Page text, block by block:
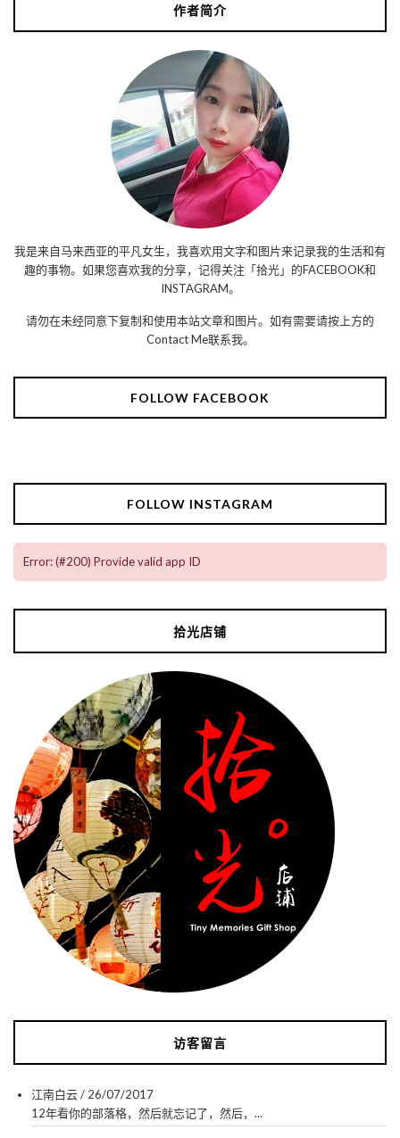
作者简介
我是来自马来西亚的平凡女生，我喜欢用文字和图片来记录我的生活和有
趣的事物。如果您喜欢我的分享，记得关注「拾光」的FACEBOOK和
INSTAGRAM。
请勿在未经同意下复制和使用本站文章和图片。如有需要请按上方的
Contact Me联系我。
FOLLOW FACEBOOK
FOLLOW INSTAGRAM
Error: (#200) Provide valid app ID
拾光店铺
访客留言
江南白云/ 26/07/2017
12年看你的部落格，然后就忘记了，然后，...